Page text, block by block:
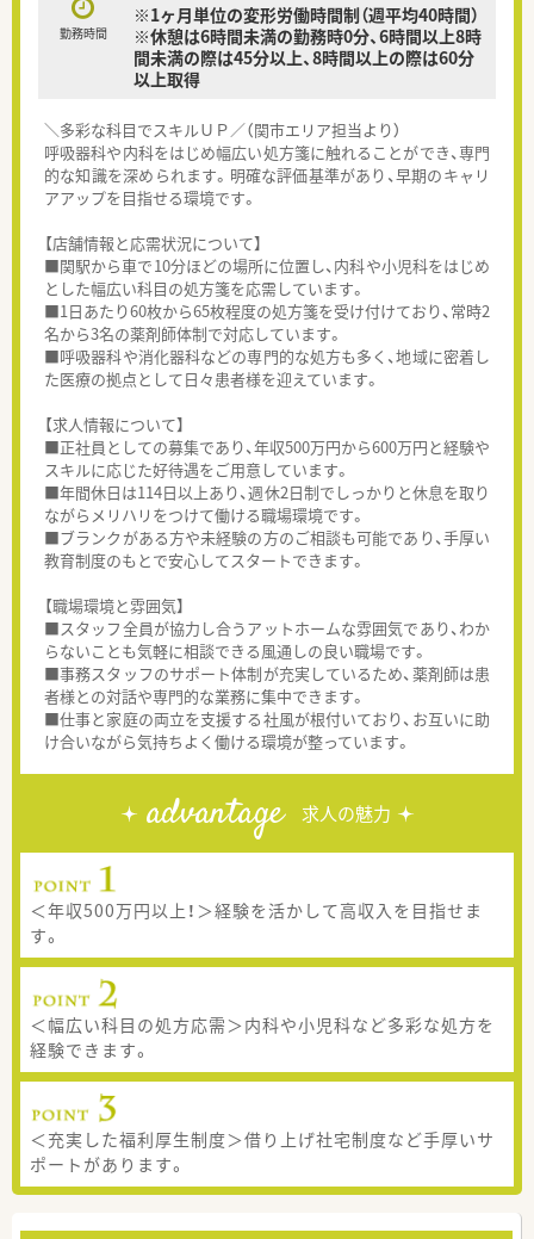
勤務時間
※1ヶ月単位の変形労働時間制（週平均40時間）
※休憩は6時間未満の勤務時0分、6時間以上8時
間未満の際は45分以上、8時間以上の際は60分
以上取得
＼多彩な科目でスキルＵＰ／（関市エリア担当より）
呼吸器科や内科をはじめ幅広い処方箋に触れることができ、専門
的な知識を深められます。明確な評価基準があり、早期のキャリ
アアップを目指せる環境です。
【店舗情報と応需状況について】
■関駅から車で10分ほどの場所に位置し、内科や小児科をはじめ
とした幅広い科目の処方箋を応需しています。
■1日あたり60枚から65枚程度の処方箋を受け付けており、常時2
名から3名の薬剤師体制で対応しています。
■呼吸器科や消化器科などの専門的な処方も多く、地域に密着し
た医療の拠点として日々患者様を迎えています。
【求人情報について】
■正社員としての募集であり、年収500万円から600万円と経験や
スキルに応じた好待遇をご用意しています。
■年間休日は114日以上あり、週休2日制でしっかりと休息を取り
ながらメリハリをつけて働ける職場環境です。
■ブランクがある方や未経験の方のご相談も可能であり、手厚い
教育制度のもとで安心してスタートできます。
【職場環境と雰囲気】
■スタッフ全員が協力し合うアットホームな雰囲気であり、わか
らないことも気軽に相談できる風通しの良い職場です。
■事務スタッフのサポート体制が充実しているため、薬剤師は患
者様との対話や専門的な業務に集中できます。
■仕事と家庭の両立を支援する社風が根付いており、お互いに助
け合いながら気持ちよく働ける環境が整っています。
advantage 求人の魅力
＜年収500万円以上！＞経験を活かして高収入を目指せま
す。
＜幅広い科目の処方応需＞内科や小児科など多彩な処方を
経験できます。
＜充実した福利厚生制度＞借り上げ社宅制度など手厚いサ
ポートがあります。